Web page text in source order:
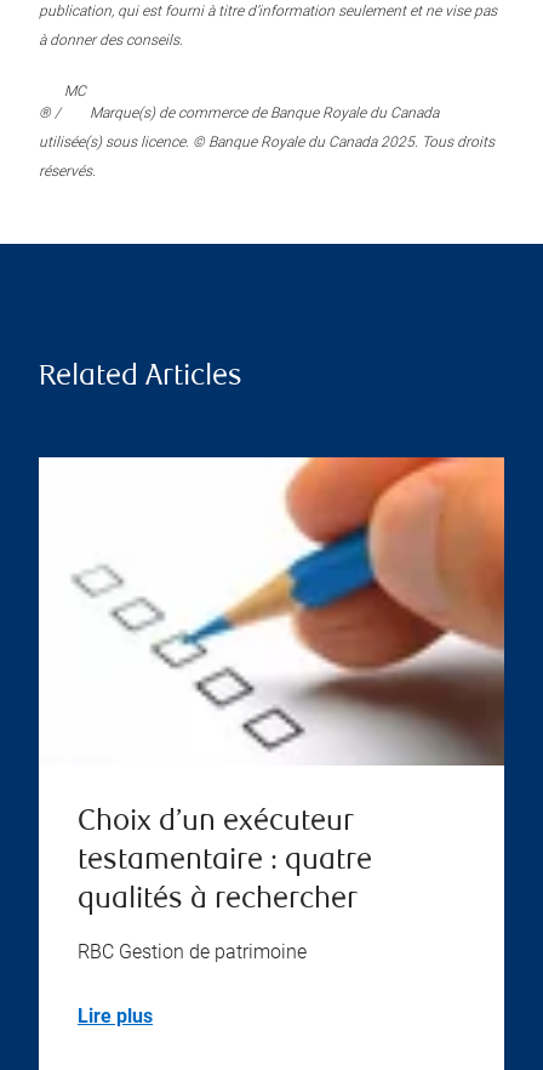
publication, qui est fourni à titre d’information seulement et ne vise pas
à donner des conseils.
® /
MC
Marque(s) de commerce de Banque Royale du Canada
utilisée(s) sous licence. © Banque Royale du Canada 2025. Tous droits
réservés.
Related Articles
Choix d’un exécuteur
testamentaire : quatre
qualités à rechercher
RBC Gestion de patrimoine
Lire plus